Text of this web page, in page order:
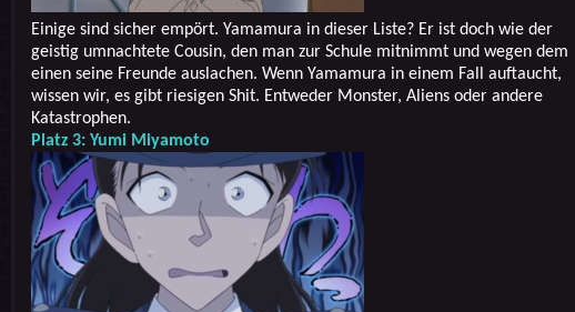
Einige sind sicher empört. Yamamura in dieser Liste? Er ist doch wie der
geistig umnachtete Cousin, den man zur Schule mitnimmt und wegen dem
einen seine Freunde auslachen. Wenn Yamamura in einem Fall auftaucht,
wissen wir, es gibt riesigen Shit. Entweder Monster, Aliens oder andere
Katastrophen.
Platz 3: Yumi Miyamoto